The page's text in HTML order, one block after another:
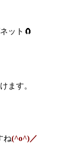
ット🧲
ます。
ね(^o^)／